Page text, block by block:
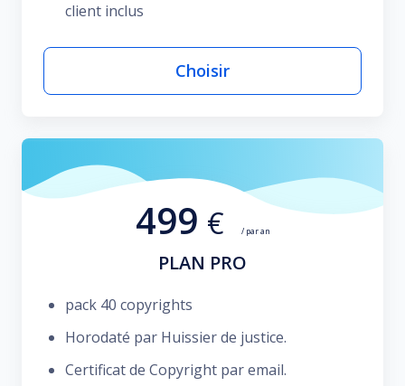
client inclus
Choisir
499 € / par an
PLAN PRO
pack 40 copyrights
Horodaté par Huissier de justice.
Certificat de Copyright par email.